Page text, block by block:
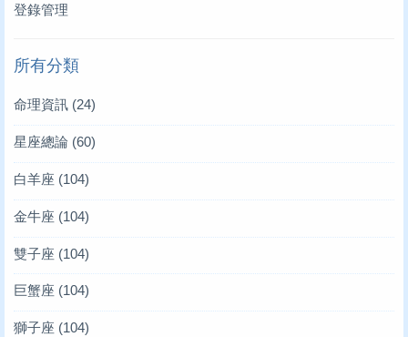
登錄管理
所有分類
命理資訊 (24)
星座總論 (60)
白羊座 (104)
金牛座 (104)
雙子座 (104)
巨蟹座 (104)
獅子座 (104)